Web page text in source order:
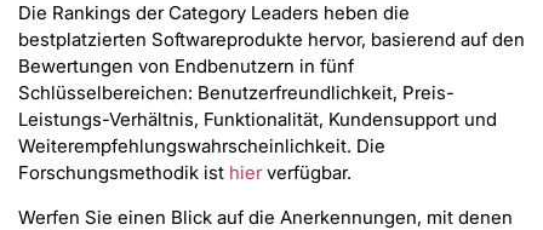
Die Rankings der Category Leaders heben die
bestplatzierten Softwareprodukte hervor, basierend auf den
Bewertungen von Endbenutzern in fünf
Schlüsselbereichen: Benutzerfreundlichkeit, Preis-
Leistungs-Verhältnis, Funktionalität, Kundensupport und
Weiterempfehlungswahrscheinlichkeit. Die
Forschungsmethodik ist hierverfügbar.
Werfen Sie einen Blick auf die Anerkennungen, mit denen